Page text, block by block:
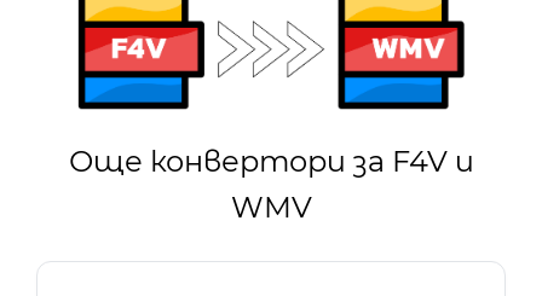
Още конвертори за F4V и
WMV